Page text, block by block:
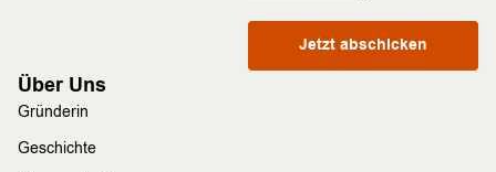
Jetzt abschicken
Über Uns
Gründerin
Geschichte